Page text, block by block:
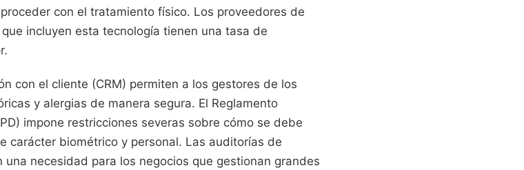
con el tratamiento físico. Los proveedores de
incluyen esta tecnología tienen una tasa de
con el cliente (CRM) permiten a los gestores de los
y alergias de manera segura. El Reglamento
impone restricciones severas sobre cómo se debe
carácter biométrico y personal. Las auditorías de
necesidad para los negocios que gestionan grandes